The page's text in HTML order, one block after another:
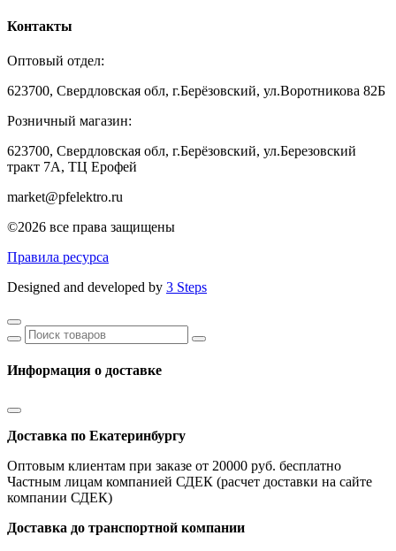
Контакты
Оптовый отдел:
623700, Свердловская обл, г.Берёзовский, ул.Воротникова 82Б
Розничный магазин:
623700, Свердловская обл, г.Берёзовский, ул.Березовский
тракт 7А, ТЦ Ерофей
market@pfelektro.ru
©2026 все права защищены
Правила ресурса
Designed and developed by 3 Steps
Информация о доставке
Доставка по Екатеринбургу
Оптовым клиентам при заказе от 20000 руб. бесплатно
Частным лицам компанией СДЕК (расчет доставки на сайте
компании СДЕК)
Доставка до транспортной компании